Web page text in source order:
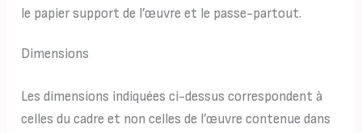
le papier support de l’œuvre et le passe-partout.
Dimensions
Les dimensions indiquées ci-dessus correspondent à
celles du cadre et non celles de l’œuvre contenue dans